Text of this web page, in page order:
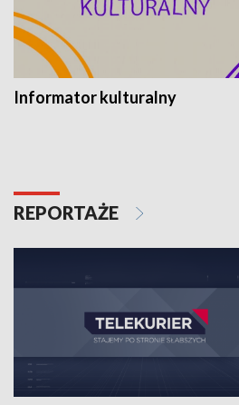
Informator kulturalny
REPORTAŻE